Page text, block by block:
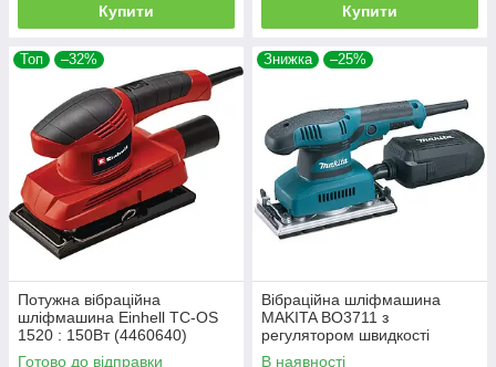
Купити Купити
Топ –32%
Потужна вібраційна
шліфмашина Einhell TC-OS
1520 : 150Вт (4460640)
Готово до відправки
Знижка –25%
Вібраційна шліфмашина
MAKITA BO3711 з
регулятором швидкості
В наявності